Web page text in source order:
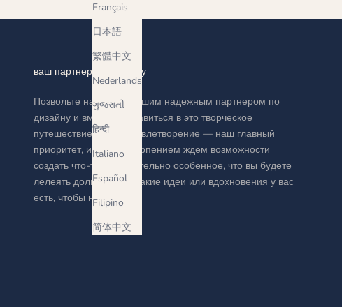
Français
日本語
繁體中文
Nederlands
ગુજરાતી
हिन्दी
Italiano
Español
Filipino
简体中文
ваш партнер по дизайну
Позвольте нам стать вашим надежным партнером по
дизайну и вместе отправиться в это творческое
путешествие. Ваше удовлетворение — наш главный
приоритет, и мы с нетерпением ждем возможности
создать что-то действительно особенное, что вы будете
лелеять долгие годы. Какие идеи или вдохновения у вас
есть, чтобы начать?